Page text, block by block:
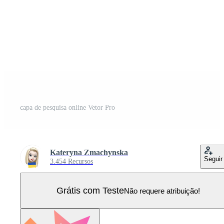
capa de pesquisa online Vetor Pro
Kateryna Zmachynska
3.454 Recursos Seguir
Grátis com TesteNão requere atribuição!